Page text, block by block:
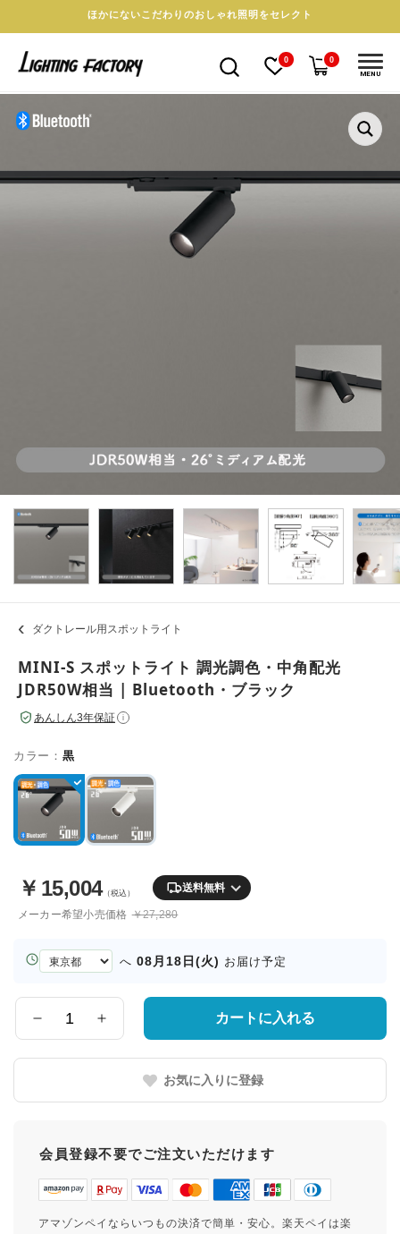
ほかにないこだわりのおしゃれ照明をセレクト
0 0
MENU
ダクトレール用スポットライト
MINI-S スポットライト 調光調色・中角配光
JDR50W相当 | Bluetooth・ブラック
あんしん3年保証 i
カラー： 黒
￥ 15,004（税込） 送料無料
メーカー希望小売価格 ￥27,280
お
届
県
へ 08月18日(火) お届け予定
量
カートに入れる
お気に入りに登録
会員登録不要でご注文いただけます
アマゾンペイならいつもの決済で簡単・安心。楽天ペイは楽